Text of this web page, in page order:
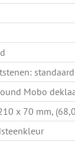
Mobo
x 70 mm,